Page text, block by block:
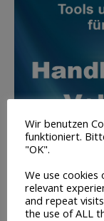
Wir benutzen
funktioniert.
"OK".
We use
relevant
and repeat
the use of ALL